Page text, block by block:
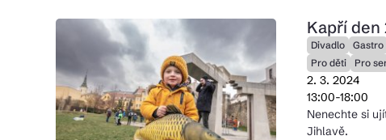
Kapří den
Divadlo Gastro
Pro děti
Pro
2. 3. 2024
13:00-18:00
Nenechte si
Jihlavě.